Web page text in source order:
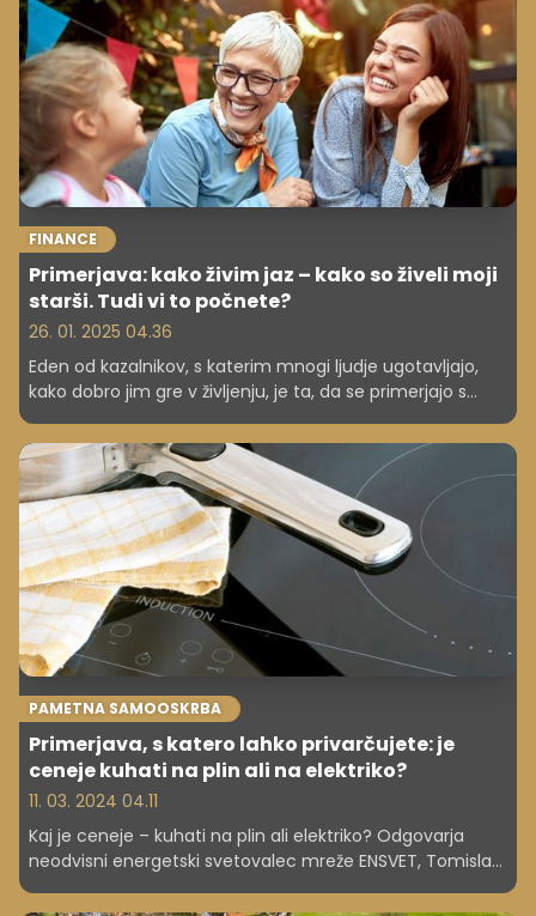
pri kateri se je upoštevala tudi rast plač, prikrajšani.
FINANCE
Primerjava: kako živim jaz – kako so živeli moji
starši. Tudi vi to počnete?
26. 01. 2025 04.36
Eden od kazalnikov, s katerim mnogi ljudje ugotavljajo,
kako dobro jim gre v življenju, je ta, da se primerjajo s
svojimi starši.
PAMETNA SAMOOSKRBA
Primerjava, s katero lahko privarčujete: je
ceneje kuhati na plin ali na elektriko?
11. 03. 2024 04.11
Kaj je ceneje – kuhati na plin ali elektriko? Odgovarja
neodvisni energetski svetovalec mreže ENSVET, Tomislav
plin ali elektriko pomembno upoštevati številne